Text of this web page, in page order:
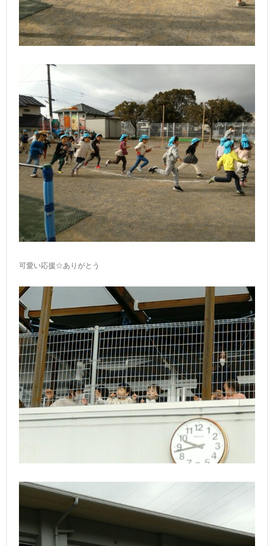
可愛い応援☆ありがとう